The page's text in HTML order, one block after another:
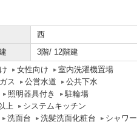
西
3階/ 12階建
女性向け
室内洗濯機置場
ス
公営水道
公共下水
照明器具付き
駐輪場
上
システムキッチン
洗面台
洗髪洗面化粧台
シャワー